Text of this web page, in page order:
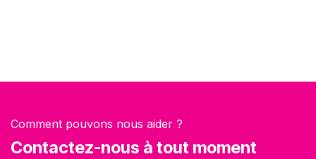
Comment pouvons nous aider ?
Contactez-nous à tout moment